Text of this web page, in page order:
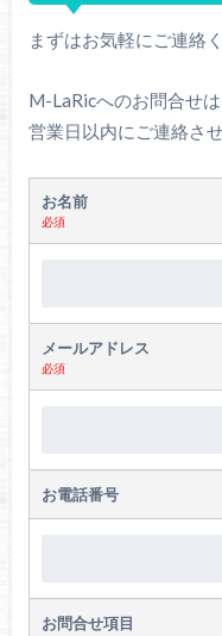
まずはお気軽にご連絡
M-LaRicへのお問合せ
営業日以内にご連絡さ
お名前
必須
メールアドレス
必須
お電話番号
お問合せ項目